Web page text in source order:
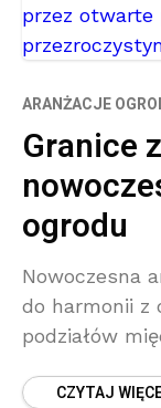
ARANŻACJE
Granice
ogrodu
Nowoczesna
do harmonii z
podziałów
przejścia –
CZYTAJ